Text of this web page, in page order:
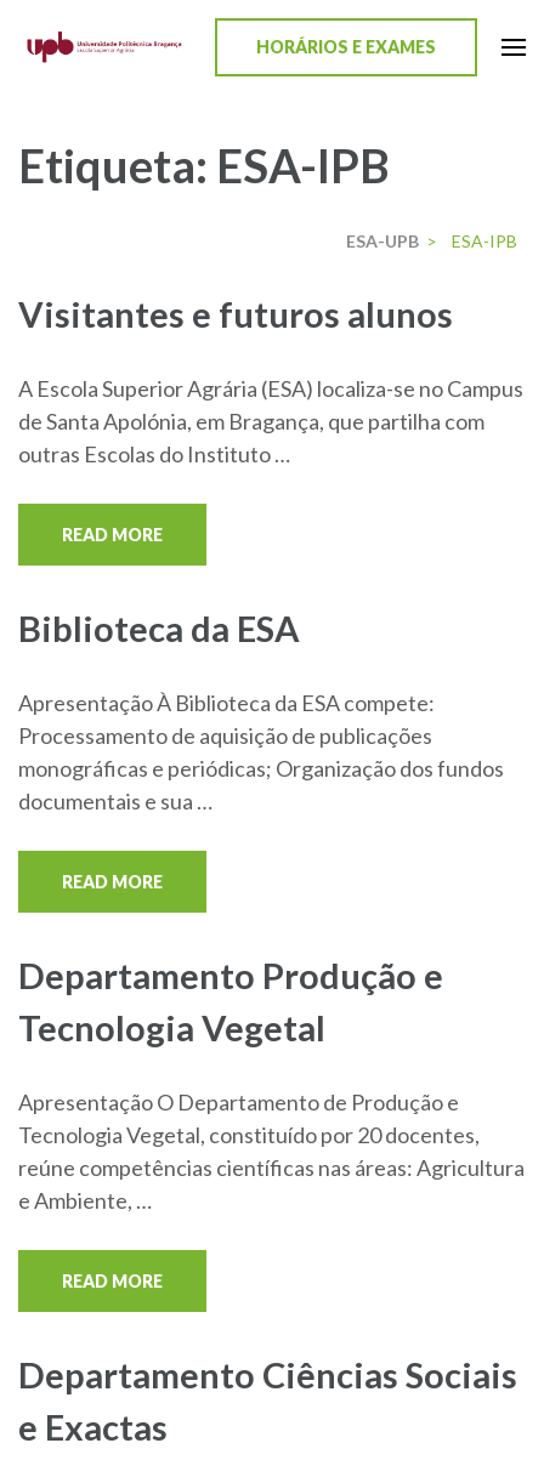
HORÁRIOS E EXAMES
Etiqueta: ESA-IPB
ESA-UPB > ESA-IPB
Visitantes e futuros alunos
A Escola Superior Agrária (ESA) localiza-se no Campus
de Santa Apolónia, em Bragança, que partilha com
outras Escolas do Instituto …
READ MORE
Biblioteca da ESA
Apresentação À Biblioteca da ESA compete:
Processamento de aquisição de publicações
monográficas e periódicas; Organização dos fundos
documentais e sua …
READ MORE
Departamento Produção e
Tecnologia Vegetal
Apresentação O Departamento de Produção e
Tecnologia Vegetal, constituído por 20 docentes,
reúne competências científicas nas áreas: Agricultura
e Ambiente, …
READ MORE
Departamento Ciências Sociais
e Exactas